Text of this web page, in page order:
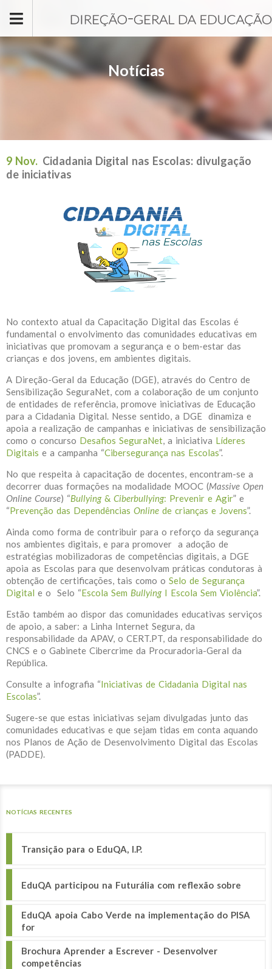
Notícias
9 Nov. Cidadania Digital nas Escolas: divulgação
de iniciativas
No contexto atual da Capacitação Digital das Escolas é
fundamental o envolvimento das comunidades educativas em
iniciativas que promovam a segurança e o bem-estar das
crianças e dos jovens, em ambientes digitais.
A Direção-Geral da Educação (DGE), através do Centro de
Sensibilização SeguraNet, com a colaboração de um conjunto
de entidades de referência, promove iniciativas de Educação
para a Cidadania Digital. Nesse sentido, a DGE dinamiza e
apoia a realização de campanhas e iniciativas de sensibilização
como o concurso Desafios SeguraNet, a iniciativa Líderes
Digitais e a campanha “Cibersegurança nas Escolas”.
No que respeita à capacitação de docentes, encontram-se a
decorrer duas formações na modalidade MOOC (Massive Open
Online Course) “Bullying & Ciberbullying: Prevenir e Agir” e
“Prevenção das Dependências Online de crianças e Jovens”.
Ainda como forma de contribuir para o reforço da segurança
nos ambientes digitais, e para promover a adoção de
estratégias mobilizadoras de competências digitais, a DGE
apoia as Escolas para que desenvolvam práticas condutoras à
obtenção de certificações, tais como o Selo de Segurança
Digital e o Selo “Escola Sem Bullying I Escola Sem Violência”.
Estão também ao dispor das comunidades educativas serviços
de apoio, a saber: a Linha Internet Segura, da
responsabilidade da APAV, o CERT.PT, da responsabilidade do
CNCS e o Gabinete Cibercrime da Procuradoria-Geral da
República.
Consulte a infografia “Iniciativas de Cidadania Digital nas
Escolas”.
Sugere-se que estas iniciativas sejam divulgadas junto das
comunidades educativas e que sejam tidas em conta aquando
nos Planos de Ação de Desenvolvimento Digital das Escolas
(PADDE).
NOTÍCIAS RECENTES
Transição para o EduQA, I.P.
EduQA participou na Futurália com reflexão sobre
EduQA apoia Cabo Verde na implementação do PISA
for
Brochura Aprender a Escrever - Desenvolver
competências